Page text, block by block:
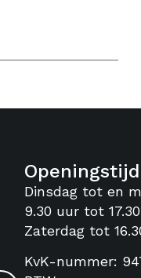
Dinsdag tot en
9.30 uur tot
Zaterdag tot
KvK-nummer: